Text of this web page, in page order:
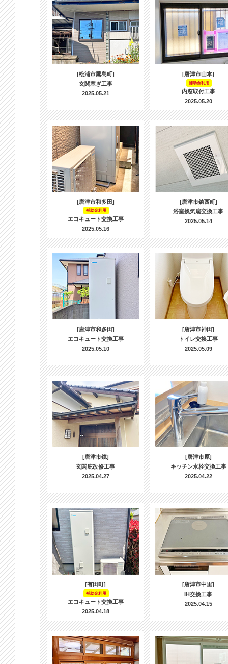
[松浦市鷹島町]
玄関塞ぎ工事
2025.05.21
[唐津市山本]
補助金利用
内窓取付工事
2025.05.20
[唐津市和多田]
補助金利用
エコキュート交換工事
2025.05.16
[唐津市鎮西町]
浴室換気扇交換工事
2025.05.14
[唐津市和多田]
エコキュート交換工事
2025.05.10
[唐津市神田]
トイレ交換工事
2025.05.09
[唐津市鏡]
玄関庇改修工事
2025.04.27
[唐津市原]
キッチン水栓交換工事
2025.04.22
[有田町]
補助金利用
エコキュート交換工事
2025.04.18
[唐津市中里]
IH交換工事
2025.04.15